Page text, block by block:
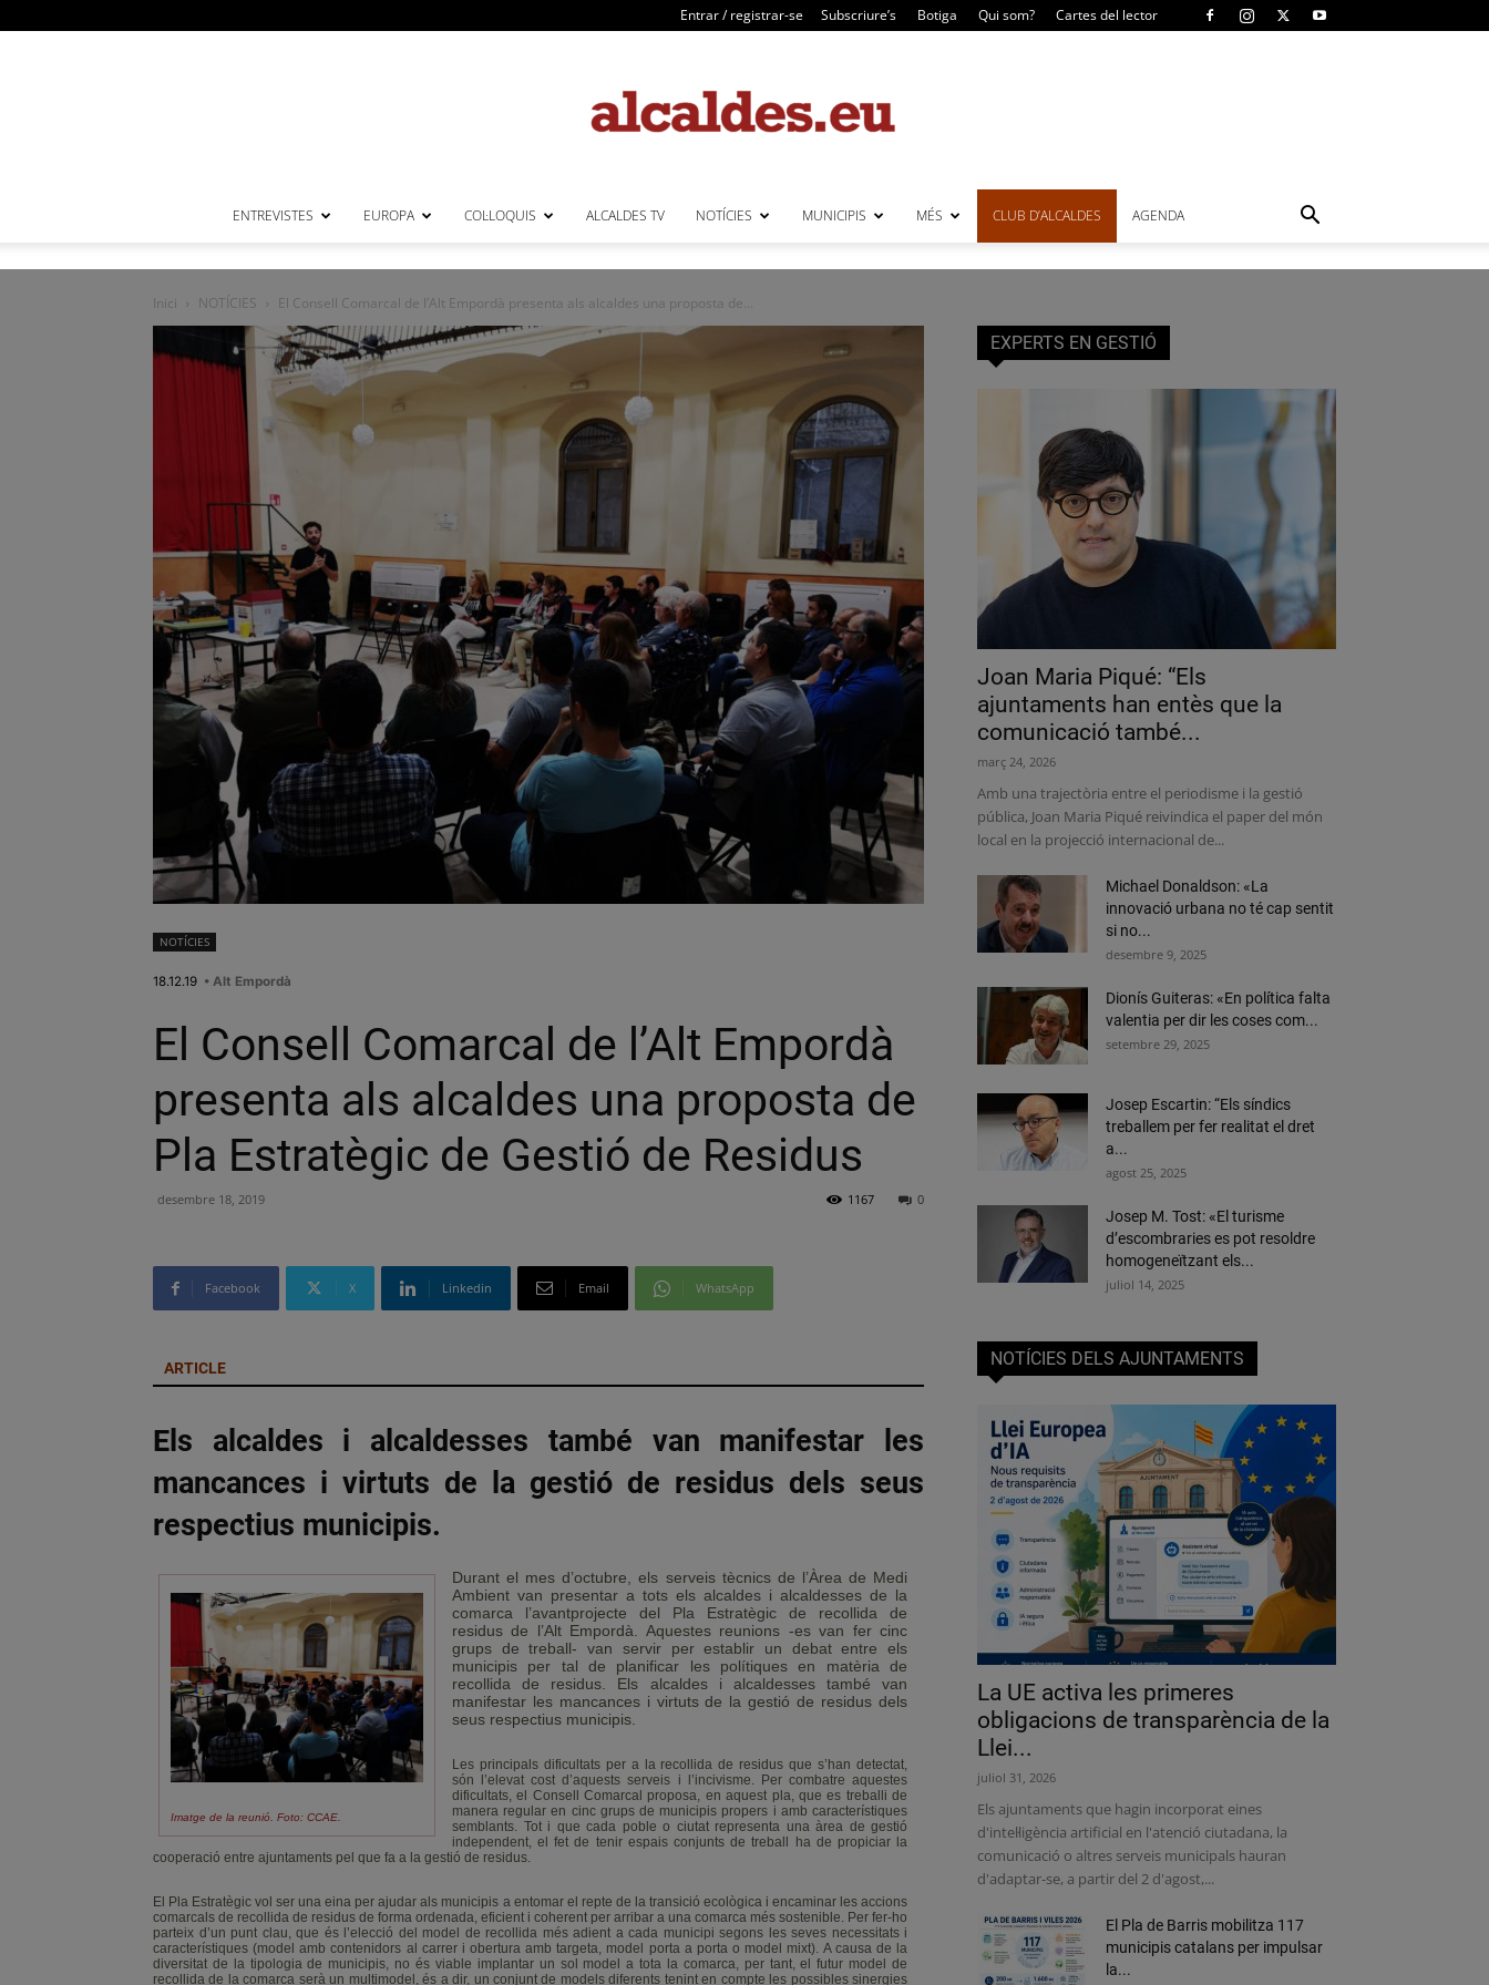
Entrar / registrar-se Subscriure’s Botiga Qui som? Cartes del lector
ENTREVISTES EUROPA COL·LOQUIS ALCALDES TV NOTÍCIES MUNICIPIS MÉS CLUB D’ALCALDES AGENDA
Inici NOTÍCIES El Consell Comarcal de l’Alt Empordà presenta als alcaldes una proposta de...
NOTÍCIES
18.12.19 • Alt Empordà
El Consell Comarcal de l’Alt Empordà
presenta als alcaldes una proposta de
Pla Estratègic de Gestió de Residus
desembre 18, 2019 0
1167
Facebook X Linkedin Email WhatsApp
ARTICLE
Els alcaldes i alcaldesses també van manifestar les
mancances i virtuts de la gestió de residus dels seus
respectius municipis.
Imatge de la reunió. Foto: CCAE.
Durant el mes d’octubre, els serveis tècnics de l’Àrea de Medi
Ambient van presentar a tots els alcaldes i alcaldesses de la
comarca l’avantprojecte del Pla Estratègic de recollida de
residus de l’Alt Empordà. Aquestes reunions -es van fer cinc
grups de treball- van servir per establir un debat entre els
municipis per tal de planificar les polítiques en matèria de
recollida de residus. Els alcaldes i alcaldesses també van
manifestar les mancances i virtuts de la gestió de residus dels
seus respectius municipis.
Les principals dificultats per a la recollida de residus que s’han detectat,
són l’elevat cost d’aquests serveis i l’incivisme. Per combatre aquestes
dificultats, el Consell Comarcal proposa, en aquest pla, que es treballi de
manera regular en cinc grups de municipis propers i amb característiques
semblants. Tot i que cada poble o ciutat representa una àrea de gestió
independent, el fet de tenir espais conjunts de treball ha de propiciar la
cooperació entre ajuntaments pel que fa a la gestió de residus.
El Pla Estratègic vol ser una eina per ajudar als municipis a entomar el repte de la transició ecològica i encaminar les accions
comarcals de recollida de residus de forma ordenada, eficient i coherent per arribar a una comarca més sostenible. Per fer-ho
parteix d’un punt clau, que és l’elecció del model de recollida més adient a cada municipi segons les seves necessitats i
característiques (model amb contenidors al carrer i obertura amb targeta, model porta a porta o model mixt). A causa de la
diversitat de la tipologia de municipis, no és viable implantar un sol model a tota la comarca, per tant, el futur model de
recollida de la comarca serà un multimodel, és a dir, un conjunt de models diferents tenint en compte les possibles sinergies
EXPERTS EN GESTIÓ
Joan Maria Piqué: “Els
ajuntaments han entès que la
comunicació també...
març 24, 2026
Amb una trajectòria entre el periodisme i la gestió
pública, Joan Maria Piqué reivindica el paper del món
local en la projecció internacional de...
Michael Donaldson: «La
innovació urbana no té cap sentit
si no...
desembre 9, 2025
Dionís Guiteras: «En política falta
valentia per dir les coses com...
setembre 29, 2025
Josep Escartin: “Els síndics
treballem per fer realitat el dret
a...
agost 25, 2025
Josep M. Tost: «El turisme
d’escombraries es pot resoldre
homogeneïtzant els...
juliol 14, 2025
NOTÍCIES DELS AJUNTAMENTS
La UE activa les primeres
obligacions de transparència de la
Llei...
juliol 31, 2026
Els ajuntaments que hagin incorporat eines
d'intel·ligència artificial en l'atenció ciutadana, la
comunicació o altres serveis municipals hauran
d'adaptar-se, a partir del 2 d'agost,...
El Pla de Barris mobilitza 117
municipis catalans per impulsar
la...